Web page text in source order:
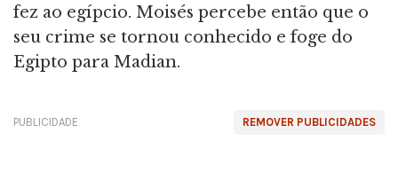
fez ao egípcio. Moisés percebe então que o
seu crime se tornou conhecido e foge do
Egipto para Madian.
REMOVER PUBLICIDADES
PUBLICIDADE